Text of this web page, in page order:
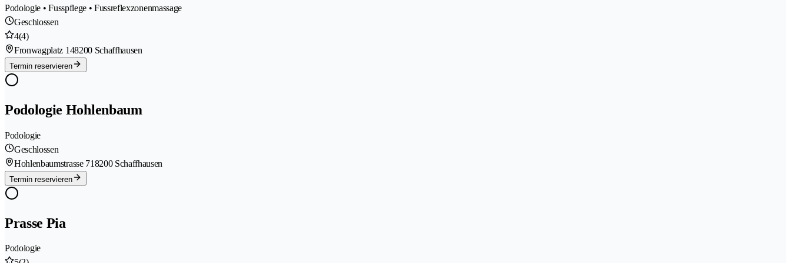
Podologie • Fusspflege • Fussreflexzonenmassage
Geschlossen
4(4)
Fronwagplatz 148200 Schaffhausen
Termin reservieren
Podologie Hohlenbaum
Podologie
Geschlossen
Hohlenbaumstrasse 718200 Schaffhausen
Termin reservieren
Prasse Pia
Podologie